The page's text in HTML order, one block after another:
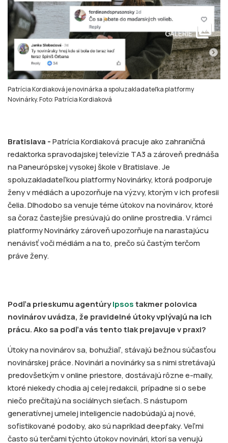
Patrícia Kordiaková je novinárka a spoluzakladateľka platformy
Novinárky. Foto: Patrícia Kordiaková
GALERIE collections
Bratislava -Patrícia Kordiaková pracuje ako zahraničná
redaktorka spravodajskej televízie TA3 a zároveň prednáša
na Paneurópskej vysokej škole v Bratislave. Je
spoluzakladateľkou platformy Novinárky, ktorá podporuje
ženy v médiách a upozorňuje na výzvy, ktorým v ich profesii
čelia. Dlhodobo sa venuje téme útokov na novinárov, ktoré
sa čoraz častejšie presúvajú do online prostredia. V rámci
platformy Novinárky zároveň upozorňuje na narastajúcu
nenávisť voči médiám a na to, prečo sú častým terčom
práve ženy.
Podľa prieskumu agentúryIpsostakmer polovica
novinárov uvádza, že pravidelné útoky vplývajú na ich
prácu. Ako sa podľa vás tento tlak prejavuje v praxi?
Útoky na novinárov sa, bohužiaľ, stávajú bežnou súčasťou
novinárskej práce. Novinári a novinárky sa s nimi stretávajú
predovšetkým v online priestore, dostávajú rôzne e-maily,
ktoré niekedy chodia aj celej redakcii, prípadne si o sebe
niečo prečítajú na sociálnych sieťach. S nástupom
generatívnej umelej inteligencie nadobúdajú aj nové,
sofistikované podoby, ako sú napríklad deepfaky. Veľmi
často sú terčami týchto útokov novinári, ktorí sa venujú